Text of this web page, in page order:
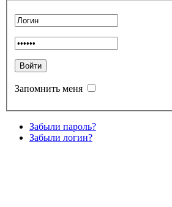
Запомнить меня
Забыли пароль?
Забыли логин?